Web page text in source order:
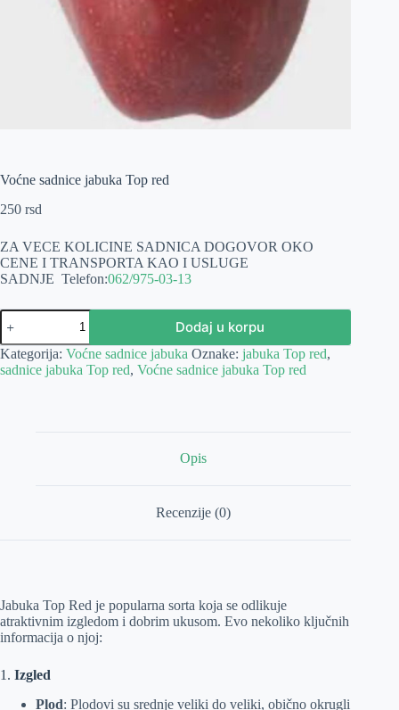
Voćne sadnice jabuka Top red
250 rsd
ZA VECE KOLICINE SADNICA DOGOVOR OKO
CENE I TRANSPORTA KAO I USLUGE
SADNJE Telefon:062/975-03-13
Voćne
sadnice
jabuka
Top
red
Dodaj u korpu
Kategorija: Voćne sadnice jabuka Oznake: jabuka Top red,
sadnice jabuka Top red, Voćne sadnice jabuka Top red
Opis
Recenzije (0)
Jabuka Top Red je popularna sorta koja se odlikuje
atraktivnim izgledom i dobrim ukusom. Evo nekoliko ključnih
informacija o njoj:
1. Izgled
Plod: Plodovi su srednje veliki do veliki, obično okrugli